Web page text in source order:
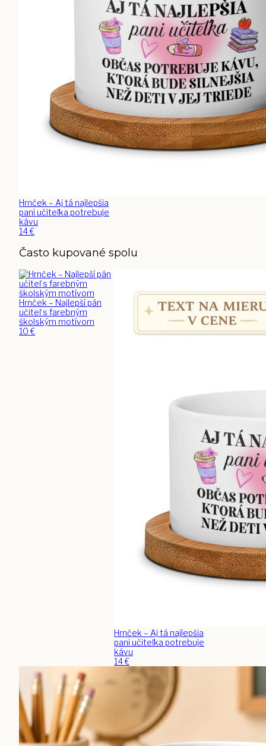
Hrnček – Aj tá najlepšia
pani učiteľka potrebuje
kávu
14€
Často kupované spolu
Hrnček – Najlepší pán
učiteľ s farebným
školským motívom
10€
Hrnček – Aj tá najlepšia
pani učiteľka potrebuje
kávu
14€